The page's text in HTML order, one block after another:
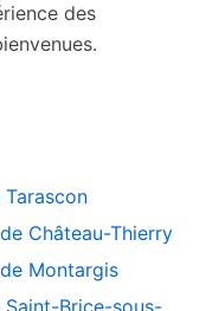
des
Château-Thierry
Montargis